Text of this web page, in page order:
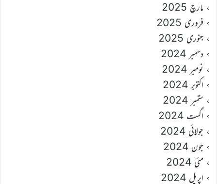
مارچ 2025
فروری 2025
جنوری 2025
دسمبر 2024
نومبر 2024
اکتوبر 2024
ستمبر 2024
اگست 2024
جولائی 2024
جون 2024
مئی 2024
اپریل 2024